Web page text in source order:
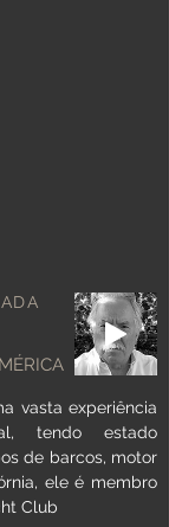
vasta experiência
tendo estado
de barcos, motor
ele é membro
Club